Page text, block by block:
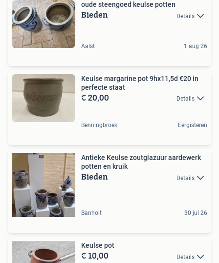
oude steengoed keulse potten
Bieden Details
Aalst 1 aug 26
Keulse margarine pot 9hx11,5d €20 in
perfecte staat
€ 20,00 Details
Benningbroek Eergisteren
Antieke Keulse zoutglazuur aardewerk
potten en kruik
Bieden Details
Banholt 30 jul 26
Keulse pot
€ 10,00 Details